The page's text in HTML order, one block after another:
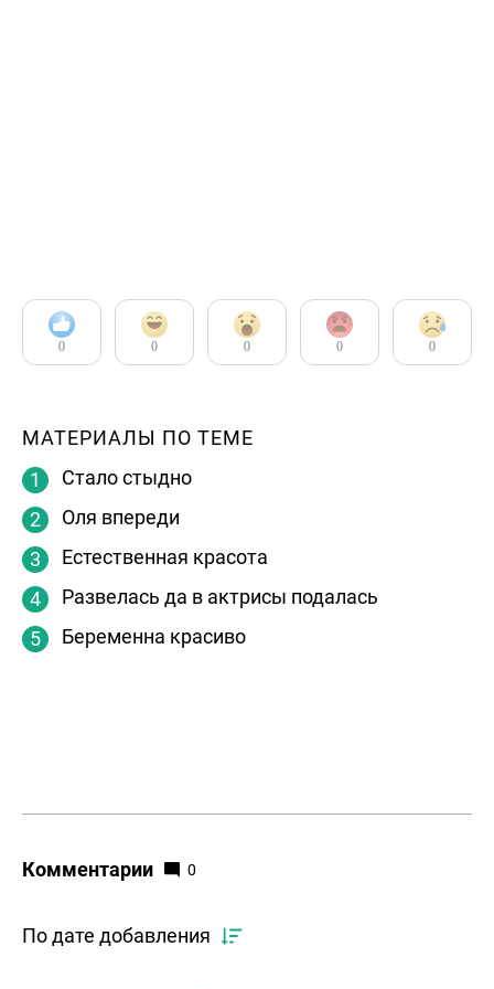
0 0 0 0 0
МАТЕРИАЛЫ ПО ТЕМЕ
Стало стыдно
Оля впереди
Естественная красота
Развелась да в актрисы подалась
Беременна красиво
Комментарии 0
По дате добавления